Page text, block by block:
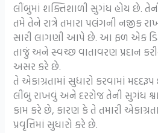
લીંબુમાં શક્તિશાળી સુગંધ હોય છે.
તમે તેને રાત્રે તમારા પલંગની નજીક
સારી લાગણી આપે છે. આ ફળ એક
તાજું અને સ્વચ્છ વાતાવરણ પ્રદાન
અસર કરે છે.
તે એકાગ્રતામાં સુધારો કરવામાં
લીંબુ રાખવું અને દરરોજ તેની સુગંધ
કામ કરે છે, કારણ કે તે તમારી
પ્રવૃત્તિમાં સુધારો કરે છે.